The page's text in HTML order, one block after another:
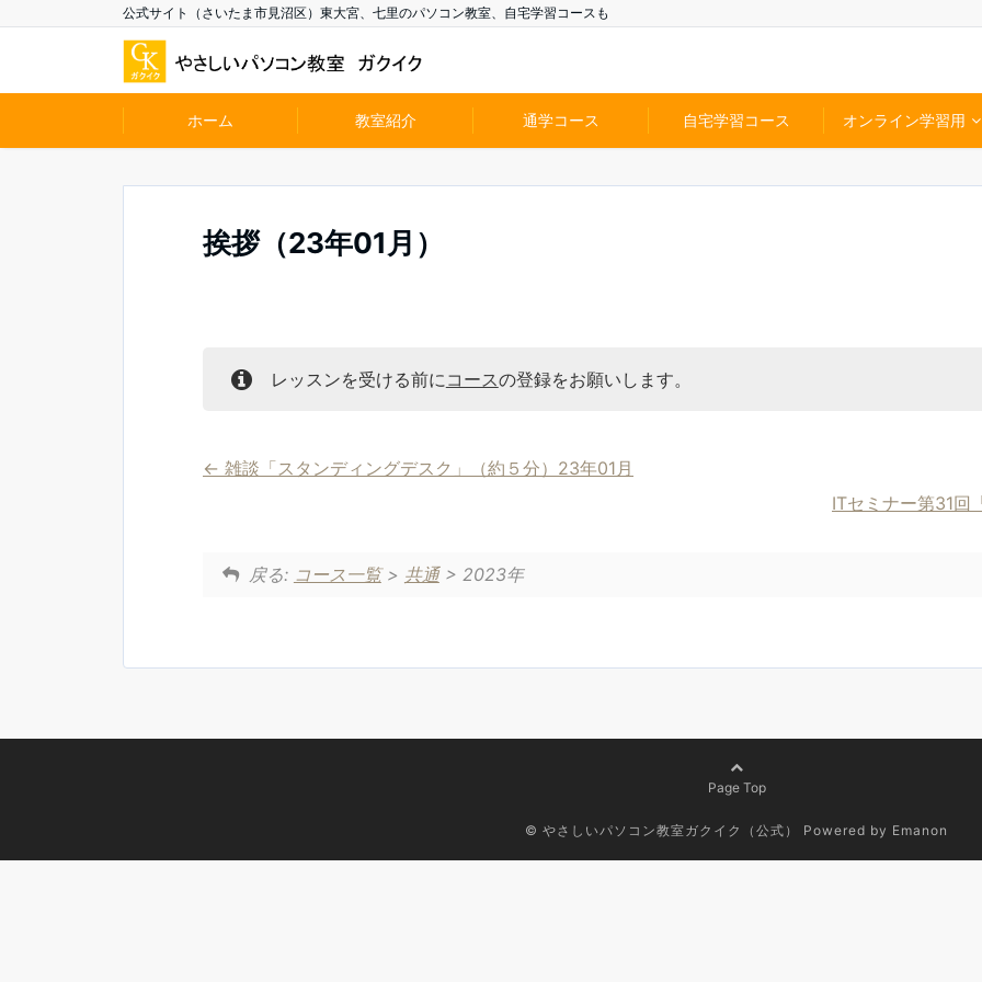
公式サイト（さいたま市見沼区）東大宮、七里のパソコン教室、自宅学習コースも
ホーム 教室紹介 通学コース 自宅学習コース オンライン学習用
挨拶（23年01月）
レッスンを受ける前にコースの登録をお願いします。
雑談「スタンディングデスク」（約５分）23年01月
ITセミナー第31回
戻る: コース一覧> 共通> 2023年
Page Top
© やさしいパソコン教室ガクイク（公式） Powered by Emanon